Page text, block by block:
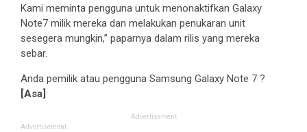
Kami meminta pengguna untuk menonaktifkan Galaxy
Note7 milik mereka dan melakukan penukaran unit
sesegera mungkin,” paparnya dalam rilis yang mereka
sebar.
Anda pemilik atau pengguna Samsung Galaxy Note 7 ?
[Asa]
Advertisement
Advertisement